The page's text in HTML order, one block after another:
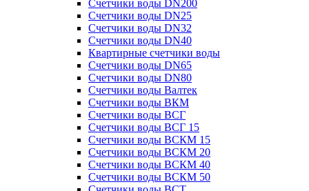
Счетчики воды DN200
Счетчики воды DN25
Счетчики воды DN32
Счетчики воды DN40
Квартирные счетчики воды
Счетчики воды DN65
Счетчики воды DN80
Счетчики воды Валтек
Счетчики воды ВКМ
Счетчики воды ВСГ
Счетчики воды ВСГ 15
Счетчики воды ВСКМ 15
Счетчики воды ВСКМ 20
Счетчики воды ВСКМ 40
Счетчики воды ВСКМ 50